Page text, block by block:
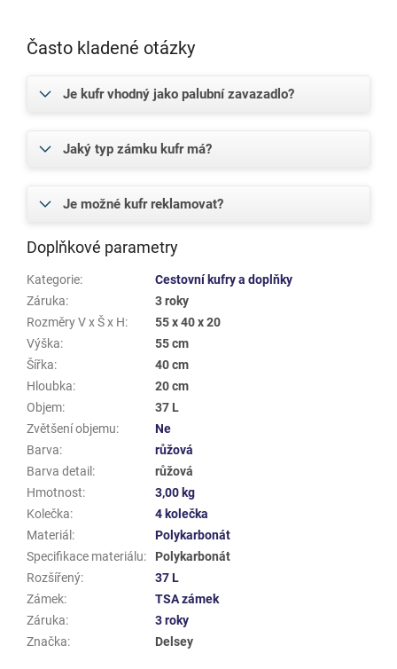
Často kladené otázky
Je kufr vhodný jako palubní zavazadlo?
Jaký typ zámku kufr má?
Je možné kufr reklamovat?
Doplňkové parametry
Kategorie:
Cestovní kufry a doplňky
Záruka:
3 roky
Rozměry V x Š x H:
55 x 40 x 20
Výška:
55 cm
Šířka:
40 cm
Hloubka:
20 cm
Objem:
37 L
Zvětšení objemu:
Ne
Barva:
růžová
Barva detail :
růžová
Hmotnost:
3,00 kg
Kolečka:
4 kolečka
Materiál :
Polykarbonát
Specifikace materiálu:
Polykarbonát
Rozšířený:
37 L
Zámek:
TSA zámek
Záruka:
3 roky
Značka: Delsey